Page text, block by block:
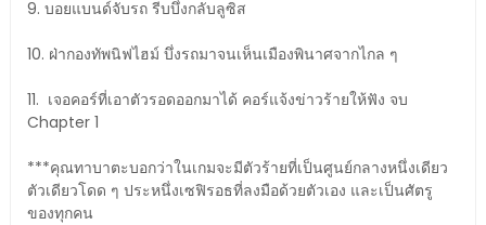
9. บอยแบนด์จับรถ รีบบึ่งกลับลูซิส
10. ฝ่ากองทัพนิฟไฮม์ บึ่งรถมาจนเห็นเมืองพินาศจากไกล ๆ
11. เจอคอร์ที่เอาตัวรอดออกมาได้ คอร์แจ้งข่าวร้ายให้ฟัง จบ
Chapter 1
***คุณทาบาตะบอกว่าในเกมจะมีตัวร้ายที่เป็นศูนย์กลางหนึ่งเดียว
ตัวเดียวโดด ๆ ประหนึ่งเซฟิรอธที่ลงมือด้วยตัวเอง และเป็นศัตรู
ของทุกคน